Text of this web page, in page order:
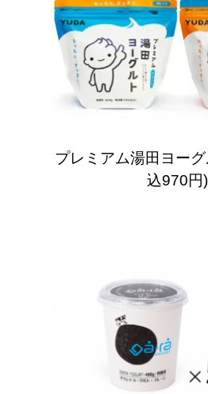
プレミアム湯田ヨーグ
込970円)